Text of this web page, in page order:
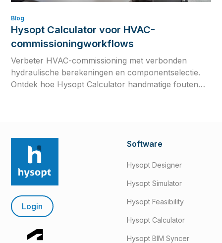
Blog
Hysopt Calculator voor HVAC-
commissioningworkflows
Verbeter HVAC-commissioning met verbonden
hydraulische berekeningen en componentselectie.
Ontdek hoe Hysopt Calculator handmatige fouten
Login
Software
Hysopt Designer
Hysopt Simulator
Hysopt Feasibility
Hysopt Calculator
Hysopt BIM Syncer